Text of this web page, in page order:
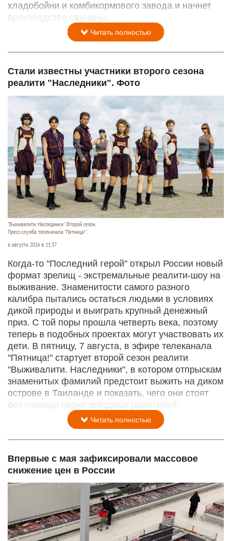
хладобойни и комбикормового завода и начнет
производство свинины.
Читать полностью
Стали известны участники второго сезона
реалити "Наследники". Фото
"Выживалити. Наследники". Второй сезон.
Пресс-служба телеканала "Пятница!".
6 августа 2026 в 11:37
Когда-то "Последний герой" открыл России новый
формат зрелищ - экстремальные реалити-шоу на
выживание. Знаменитости самого разного
калибра пытались остаться людьми в условиях
дикой природы и выиграть крупный денежный
приз. С той поры прошла четверть века, поэтому
теперь в подобных проектах могут участвовать их
дети. В пятницу, 7 августа, в эфире телеканала
"Пятница!" стартует второй сезон реалити
"Выживалити. Наследники", в котором отпрыскам
знаменитых фамилий предстоит выжить на диком
острове в Таиланде и показать, чего они стоят
без помощи своих звёздных родителей.
Читать полностью
Впервые с мая зафиксировали массовое
снижение цен в России